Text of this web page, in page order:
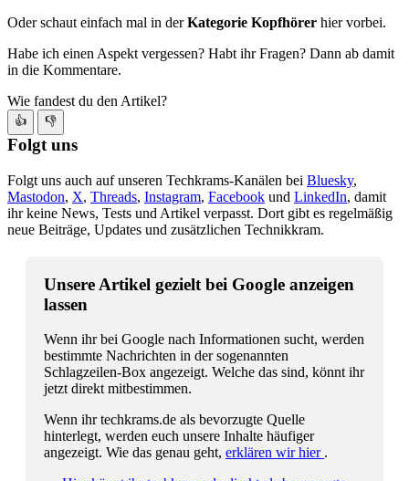
Oder schaut einfach mal in derKategorie Kopfhörer hier vorbei.
Habe ich einen Aspekt vergessen? Habt ihr Fragen? Dann ab damit
in die Kommentare.
Wie fandest du den Artikel?
👍 👎
Folgt uns
Folgt uns auch auf unseren Techkrams-Kanälen bei Bluesky,
Mastodon, X, Threads, Instagram, Facebook und LinkedIn, damit
ihr keine News, Tests und Artikel verpasst. Dort gibt es regelmäßig
neue Beiträge, Updates und zusätzlichen Technikkram.
Unsere Artikel gezielt bei Google anzeigen
lassen
Wenn ihr bei Google nach Informationen sucht, werden
bestimmte Nachrichten in der sogenannten
Schlagzeilen-Box angezeigt. Welche das sind, könnt ihr
jetzt direkt mitbestimmen.
Wenn ihr techkrams.de als bevorzugte Quelle
hinterlegt, werden euch unsere Inhalte häufiger
angezeigt. Wie das genau geht, erklären wir hier .